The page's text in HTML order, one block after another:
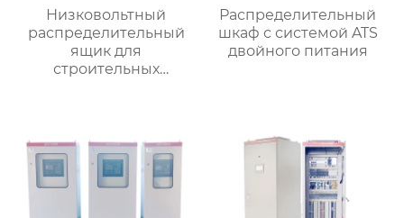
Низковольтный
распределительный
ящик для
строительных
Распределительный
шкаф с системой ATS
двойного питания